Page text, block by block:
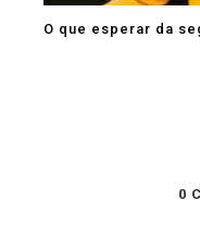
O que esperar da
0